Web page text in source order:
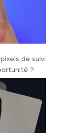
de suivi
?